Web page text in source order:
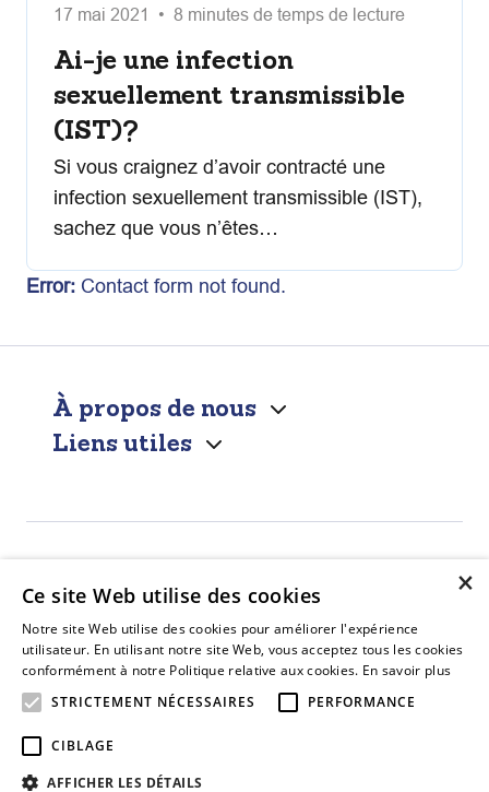
17 mai 2021 • 8 minutes de temps de lecture
Ai-je une infection
sexuellement transmissible
(IST)?
Si vous craignez d’avoir contracté une
infection sexuellement transmissible (IST),
sachez que vous n’êtes…
Error: Contact form not found.
À propos de nous
Liens utiles
×
Ce site Web utilise des cookies
Notre site Web utilise des cookies pour améliorer l'expérience
utilisateur. En utilisant notre site Web, vous acceptez tous les cookies
conformément à notre Politique relative aux cookies. En savoir plus
STRICTEMENT NÉCESSAIRES
PERFORMANCE
CIBLAGE
AFFICHER LES DÉTAILS